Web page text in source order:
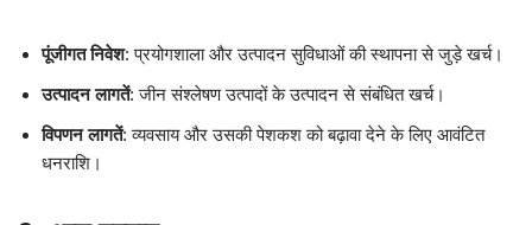
पूंजीगत निवेश: प्रयोगशाला और उत्पादन सुविधाओं की स्थापना से जुड़े खर्च।
उत्पादन लागतें: जीन संश्लेषण उत्पादों के उत्पादन से संबंधित खर्च।
विपणन लागतें: व्यवसाय और उसकी पेशकश को बढ़ावा देने के लिए आवंटित
धनराशि।